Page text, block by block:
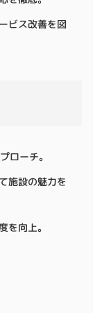
ビス改善を図
ローチ。
施設の魅力を
を向上。